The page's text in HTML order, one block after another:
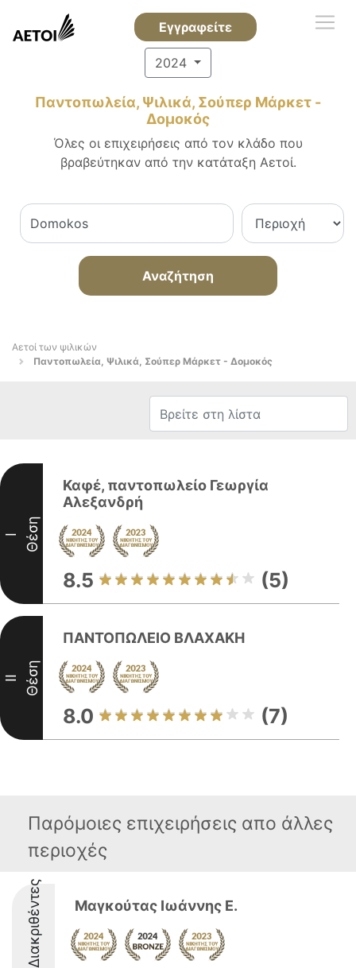
Εγγραφείτε
2024
Παντοπωλεία, Ψιλικά, Σούπερ Μάρκετ -
Δομοκός
Όλες οι επιχειρήσεις από τον κλάδο που
βραβεύτηκαν από την κατάταξη Αετοί.
Αναζήτηση
Αετοί των ψιλικών
Παντοπωλεία, Ψιλικά, Σούπερ Μάρκετ - Δομοκός
I Θέση
Καφέ, παντοπωλείο Γεωργία
Αλεξανδρή
8.5 (5)
II Θέση
ΠΑΝΤΟΠΩΛΕΙΟ ΒΛΑΧΑΚΗ
8.0 (7)
Παρόμοιες επιχειρήσεις απο άλλες
περιοχές
Διακριθέντες Μαγκούτας Ιωάννης Ε.